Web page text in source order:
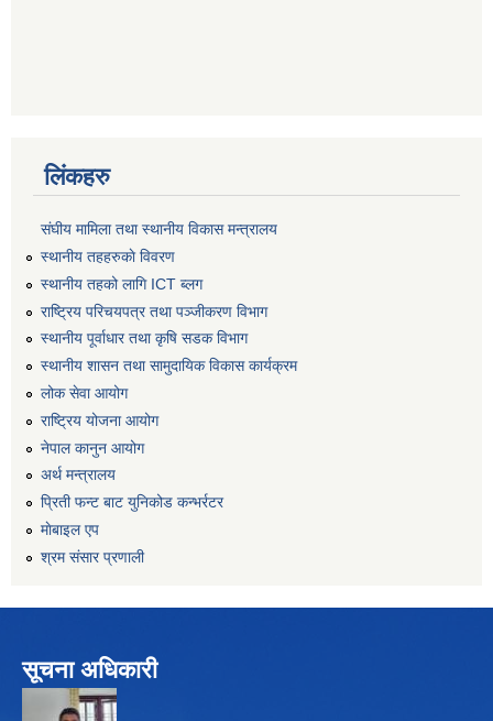
लिंकहरु
संघीय मामिला तथा स्थानीय विकास मन्त्रालय
स्थानीय तहहरुकाे विवरण
स्थानीय तहको लागि ICT ब्लग
राष्‍ट्रिय परिचयपत्र तथा पञ्‍जीकरण विभाग
स्थानीय पूर्वाधार तथा कृषि सडक विभाग
स्थानीय शासन तथा सामुदायिक विकास कार्यक्रम
लोक सेवा आयोग
राष्ट्रिय योजना आयोग
नेपाल कानुन आयोग
अर्थ मन्त्रालय
प्रिती फन्ट बाट युनिकोड कन्भर्रटर
माेबाइल एप
श्रम संसार प्रणाली
सूचना अधिकारी